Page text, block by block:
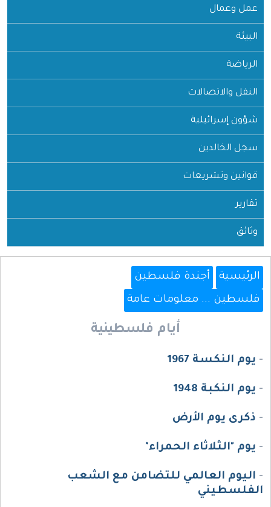
عمل وعمال
البيئة
الرياضة
النقل والاتصالات
شؤون إسرائيلية
سجل الخالدين
قوانين وتشريعات
تقارير
وثائق
الرئيسية
أجندة فلسطين
فلسطين ... معلومات عامة
أيام فلسطينية
- يوم النكسة 1967
- يوم النكبة 1948
- ذكرى يوم الأرض
- يوم "الثلاثاء الحمراء"
- اليوم العالمي للتضامن مع الشعب
الفلسطيني